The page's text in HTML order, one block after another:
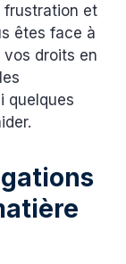
frustration et
êtes face à
droits en
quelques